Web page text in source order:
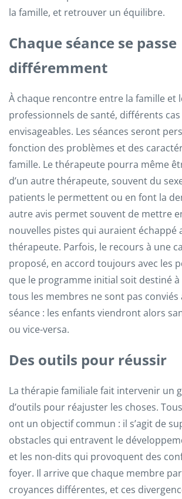
la famille, et retrouver un équilibre.
Chaque séance se passe
différemment
À chaque rencontre entre la famille et
professionnels de santé, différents
envisageables. Les séances seront
fonction des problèmes et des
famille. Le thérapeute pourra même
d’un autre thérapeute, souvent du
patients le permettent ou en font la
autre avis permet souvent de mettre
nouvelles pistes qui auraient échappé
thérapeute. Parfois, le recours à une
proposé, en accord toujours avec les
que le programme initial soit destiné
tous les membres ne sont pas conviés
séance : les enfants viendront alors
ou vice-versa.
Des outils pour réussir
La thérapie familiale fait intervenir un
d’outils pour réajuster les choses.
ont un objectif commun : il s’agit de
obstacles qui entravent le
et les non-dits qui provoquent des
foyer. Il arrive que chaque membre
croyances différentes, et ces